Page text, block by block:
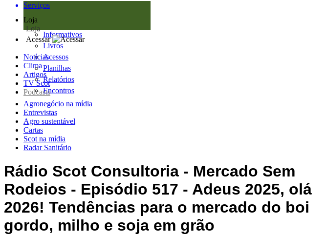
Serviços
Loja
Loja
Informativos
Livros
Acessos
Planilhas
Relatórios
Encontros
Acessar
Notícias
Clima
Artigos
TV Scot
Podcasts
Agronegócio na mídia
Entrevistas
Agro sustentável
Cartas
Scot na mídia
Radar Sanitário
Rádio Scot Consultoria - Mercado Sem
Rodeios - Episódio 517 - Adeus 2025, olá
2026! Tendências para o mercado do boi
gordo, milho e soja em grão